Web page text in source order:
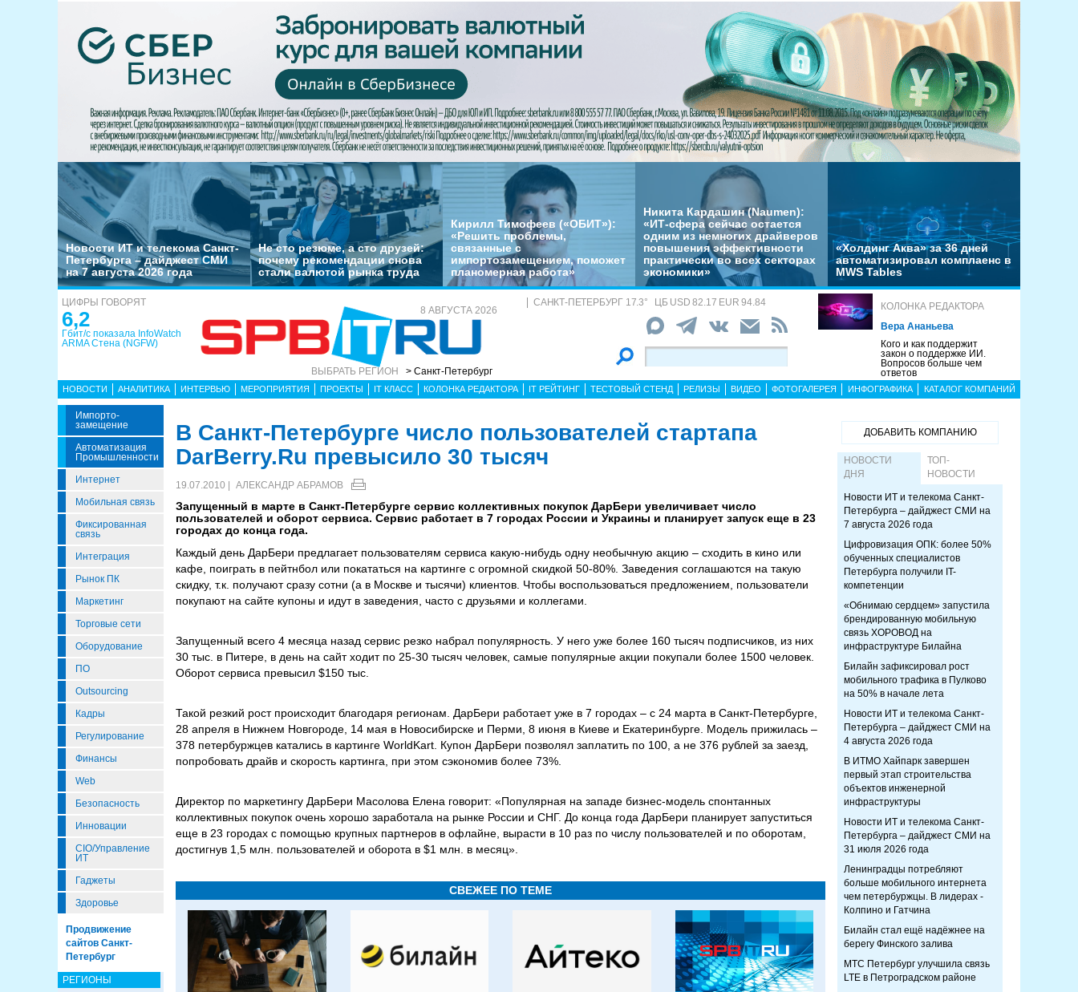
Новости ИТ и телекома Санкт-
Петербурга – дайджест СМИ
на 7 августа 2026 года
Не сто резюме, а сто друзей:
почему рекомендации снова
стали валютой рынка труда
Кирилл Тимофеев («ОБИТ»):
«Решить проблемы,
связанные с
импортозамещением, поможет
планомерная работа»
Никита Кардашин (Naumen):
«ИТ-сфера сейчас остается
одним из немногих драйверов
повышения эффективности
практически во всех секторах
экономики»
«Холдинг Аква» за 36 дней
автоматизировал комплаенс в
MWS Tables
ЦИФРЫ ГОВОРЯТ
6,2
Гбит/с показала InfoWatch
ARMA Стена (NGFW)
8 АВГУСТА 2026
ВЫБРАТЬ РЕГИОН > Санкт-Петербург
САНКТ-ПЕТЕРБУРГ 17.3° ЦБ USD 82.17 EUR 94.84
КОЛОНКА РЕДАКТОРА
Вера Ананьева
Кого и как поддержит
закон о поддержке ИИ.
Вопросов больше чем
ответов
НОВОСТИ АНАЛИТИКА ИНТЕРВЬЮ МЕРОПРИЯТИЯ ПРОЕКТЫ IT КЛАСС КОЛОНКА РЕДАКТОРА IT РЕЙТИНГ ТЕСТОВЫЙ СТЕНД РЕЛИЗЫ ВИДЕО ФОТОГАЛЕРЕЯ ИНФОГРАФИКА КАТАЛОГ КОМПАНИЙ
Импорто­
Замещение
Автоматизация
Промышленности
Интернет
Мобильная связь
Фиксированная
связь
Интеграция
Рынок ПК
Маркетинг
Торговые сети
Оборудование
ПО
Outsourcing
Кадры
Регулирование
Финансы
Web
Безопасность
Инновации
CIO/Управление
ИТ
Гаджеты
Здоровье
Продвижение
сайтов Санкт-
Петербург
РЕГИОНЫ
В Санкт-Петербурге число пользователей стартапа
DarBerry.Ru превысило 30 тысяч
19.07.2010 | АЛЕКСАНДР АБРАМОВ
Запущенный в марте в Санкт-Петербурге сервис коллективных покупок ДарБери увеличивает число
пользователей и оборот сервиса. Сервис работает в 7 городах России и Украины и планирует запуск еще в 23
городах до конца года.
Каждый день ДарБери предлагает пользователям сервиса какую-нибудь одну необычную акцию – сходить в кино или
кафе, поиграть в пейтнбол или покататься на картинге с огромной скидкой 50-80%. Заведения соглашаются на такую
скидку, т.к. получают сразу сотни (а в Москве и тысячи) клиентов. Чтобы воспользоваться предложением, пользователи
покупают на сайте купоны и идут в заведения, часто с друзьями и коллегами.
Запущенный всего 4 месяца назад сервис резко набрал популярность. У него уже более 160 тысяч подписчиков, из них
30 тыс. в Питере, в день на сайт ходит по 25-30 тысяч человек, самые популярные акции покупали более 1500 человек.
Оборот сервиса превысил $150 тыс.
Такой резкий рост происходит благодаря регионам. ДарБери работает уже в 7 городах – с 24 марта в Санкт-Петербурге,
28 апреля в Нижнем Новгороде, 14 мая в Новосибирске и Перми, 8 июня в Киеве и Екатеринбурге. Модель прижилась –
378 петербуржцев катались в картинге WorldKart. Купон ДарБери позволял заплатить по 100, а не 376 рублей за заезд,
попробовать драйв и скорость картинга, при этом сэкономив более 73%.
Директор по маркетингу ДарБери Масолова Елена говорит: «Популярная на западе бизнес-модель спонтанных
коллективных покупок очень хорошо заработала на рынке России и СНГ. До конца года ДарБери планирует запуститься
еще в 23 городах с помощью крупных партнеров в офлайне, вырасти в 10 раз по числу пользователей и по оборотам,
достигнув 1,5 млн. пользователей и оборота в $1 млн. в месяц».
СВЕЖЕЕ ПО ТЕМЕ
ДОБАВИТЬ КОМПАНИЮ
НОВОСТИ
ДНЯ
ТОП-
НОВОСТИ
Новости ИТ и телекома Санкт-
Петербурга – дайджест СМИ на
7 августа 2026 года
Цифровизация ОПК: более 50%
обученных специалистов
Петербурга получили IT-
компетенции
«Обнимаю сердцем» запустила
брендированную мобильную
связь ХОРОВОД на
инфраструктуре Билайна
Билайн зафиксировал рост
мобильного трафика в Пулково
на 50% в начале лета
Новости ИТ и телекома Санкт-
Петербурга – дайджест СМИ на
4 августа 2026 года
В ИТМО Хайпарк завершен
первый этап строительства
объектов инженерной
инфраструктуры
Новости ИТ и телекома Санкт-
Петербурга – дайджест СМИ на
31 июля 2026 года
Ленинградцы потребляют
больше мобильного интернета
чем петербуржцы. В лидерах -
Колпино и Гатчина
Билайн стал ещё надёжнее на
берегу Финского залива
МТС Петербург улучшила связь
LTE в Петроградском районе